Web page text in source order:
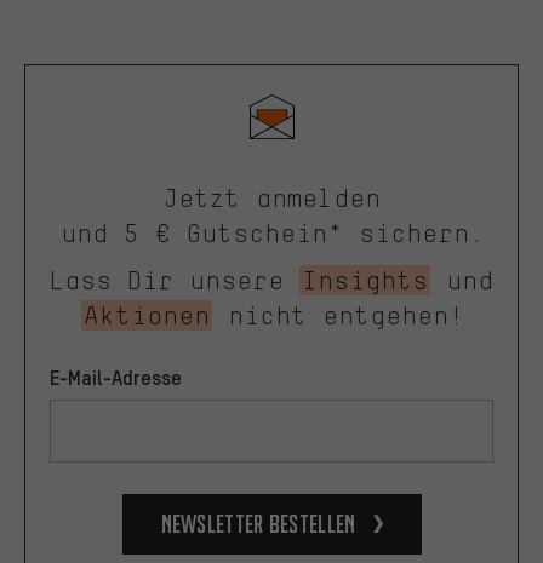
Jetzt anmelden
und 5 € Gutschein* sichern.
Lass Dir unsere
Insights
und
Aktionen
nicht entgehen!
E-Mail-Adresse
Newsletter bestellen